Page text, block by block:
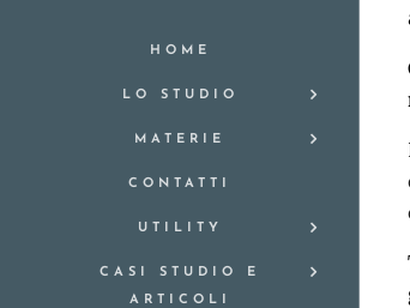
HOME
LO STUDIO
MATERIE
CONTATTI
UTILITY
CASI STUDIO E
ARTICOLI